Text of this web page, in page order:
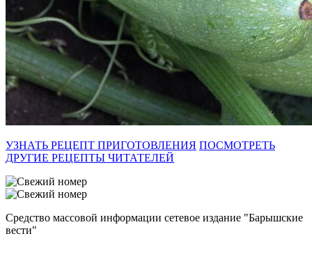
УЗНАТЬ РЕЦЕПТ ПРИГОТОВЛЕНИЯ ПОСМОТРЕТЬ
ДРУГИЕ РЕЦЕПТЫ ЧИТАТЕЛЕЙ
Средство массовой информации сетевое издание "Барышские
вести"